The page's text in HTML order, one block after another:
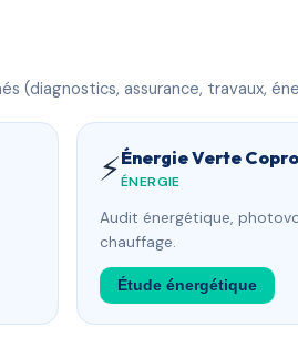
(diagnostics, assurance, travaux,
⚡Énergie Verte Copro
ÉNERGIE
Audit énergétique,
chauffage.
Étude énergétique